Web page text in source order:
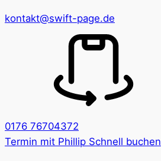
kontakt@swift-page.de
0176 76704372
Termin mit Phillip Schnell buchen